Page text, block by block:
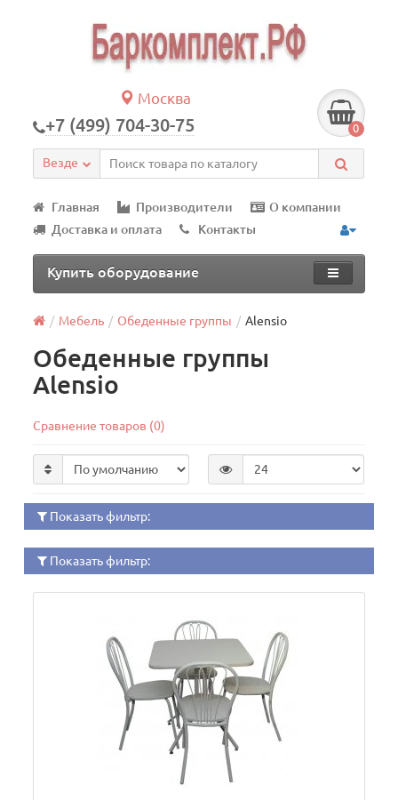
Москва
+7 (499) 704-30-75 0
Везде
Главная Производители
О компании
Доставка и оплата
Контакты
Купить оборудование
Мебель Обеденные группы Alensio
Обеденные группы
Alensio
Сравнение товаров (0)
Показать фильтр:
Показать фильтр: